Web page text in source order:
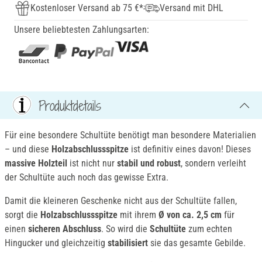
Kostenloser Versand ab 75 €*
Versand mit DHL
Unsere beliebtesten Zahlungsarten:
Produktdetails
Für eine besondere Schultüte benötigt man besondere Materialien
– und diese Holzabschlussspitze ist definitiv eines davon! Dieses
massive Holzteil ist nicht nur stabil und robust, sondern verleiht
der Schultüte auch noch das gewisse Extra.
Damit die kleineren Geschenke nicht aus der Schultüte fallen,
sorgt die Holzabschlussspitze mit ihrem Ø von ca. 2,5 cm für
einen sicheren Abschluss. So wird die Schultüte zum echten
Hingucker und gleichzeitig stabilisiert sie das gesamte Gebilde.